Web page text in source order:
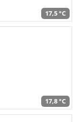
17,5 °C
17,8 °C